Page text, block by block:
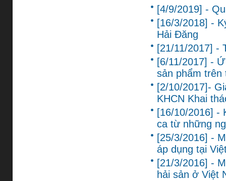
[4/9/2019] -
[16/3/2018] -
Hải Đăng
[21/11/2017] -
[6/11/2017] -
sản phẩm trên
[2/10/2017]-
KHCN Khai
[16/10/2016] -
ca từ những
[25/3/2016] -
áp dụng tại
[21/3/2016] -
hải sản ở Việt